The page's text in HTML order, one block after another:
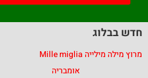
חדש בבלוג
מרוץ מילה מילייה Mille miglia
אומבריה